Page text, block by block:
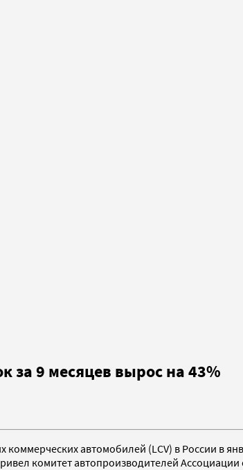
за 9 месяцев вырос на 43%
коммерческих автомобилей (LCV) в России в
комитет автопроизводителей Ассоциации